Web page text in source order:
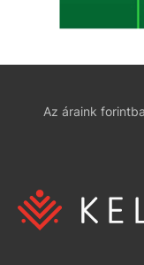
Az áraink